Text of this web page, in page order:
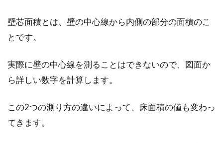
不動産登記は、建物や土地の面積・所在地・所
い！支払い日は変更できる？
壁芯面積とは、壁の中心線から内側の部分の面積のこ
とです。
実際に壁の中心線を測ることはできないので、図面か
ら詳しい数字を計算します。
この2つの測り方の違いによって、床面積の値も変わっ
てきます。